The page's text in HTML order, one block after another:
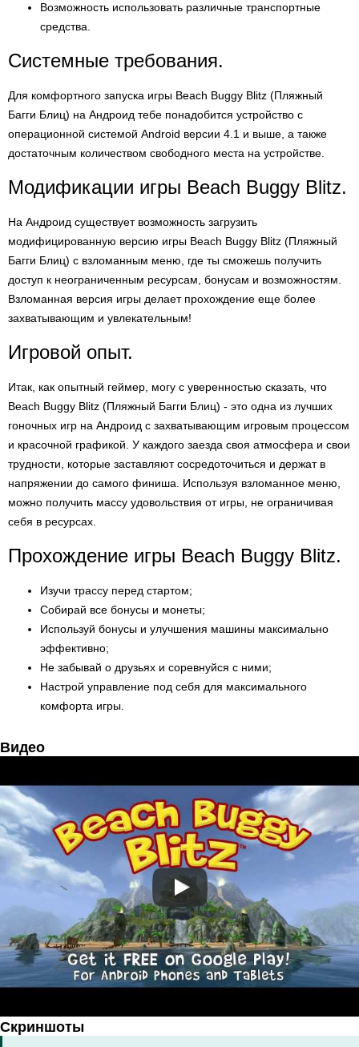
Возможность использовать различные транспортные
средства.
Системные требования.
Для комфортного запуска игры Beach Buggy Blitz (Пляжный
Багги Блиц) на Андроид тебе понадобится устройство с
операционной системой Android версии 4.1 и выше, а также
достаточным количеством свободного места на устройстве.
Модификации игры Beach Buggy Blitz.
На Андроид существует возможность загрузить
модифицированную версию игры Beach Buggy Blitz (Пляжный
Багги Блиц) с взломанным меню, где ты сможешь получить
доступ к неограниченным ресурсам, бонусам и возможностям.
Взломанная версия игры делает прохождение еще более
захватывающим и увлекательным!
Игровой опыт.
Итак, как опытный геймер, могу с уверенностью сказать, что
Beach Buggy Blitz (Пляжный Багги Блиц) - это одна из лучших
гоночных игр на Андроид с захватывающим игровым процессом
и красочной графикой. У каждого заезда своя атмосфера и свои
трудности, которые заставляют сосредоточиться и держат в
напряжении до самого финиша. Используя взломанное меню,
можно получить массу удовольствия от игры, не ограничивая
себя в ресурсах.
Прохождение игры Beach Buggy Blitz.
Изучи трассу перед стартом;
Собирай все бонусы и монеты;
Используй бонусы и улучшения машины максимально
эффективно;
Не забывай о друзьях и соревнуйся с ними;
Настрой управление под себя для максимального
комфорта игры.
Видео
Скриншоты